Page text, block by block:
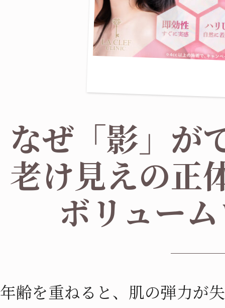
なぜ「影」が
老け見えの正
ボリュー
年齢を重ねると、肌の弾力が